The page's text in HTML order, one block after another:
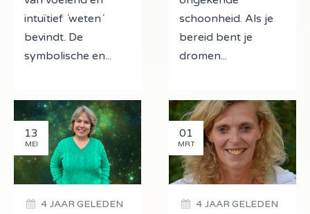
intuïtief ´weten´
bevindt. De
symbolische en...
schoonheid. Als je
bereid bent je
dromen...
13
MEI
4 JAAR GELEDEN
01
MRT
4 JAAR GELEDEN